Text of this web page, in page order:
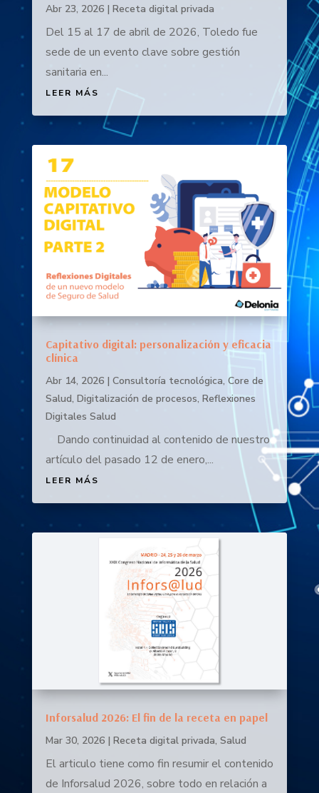
Abr 23, 2026| Receta digital privada
Del 15 al 17 de abril de 2026, Toledo fue
sede de un evento clave sobre gestión
sanitaria en...
LEER MÁS
Capitativo digital: personalización y eficacia
clínica
Abr 14, 2026| Consultoría tecnológica, Core de
Salud, Digitalización de procesos, Reflexiones
Digitales Salud
Dando continuidad al contenido de nuestro
artículo del pasado 12 de enero,...
LEER MÁS
Inforsalud 2026: El fin de la receta en papel
Mar 30, 2026| Receta digital privada, Salud
El articulo tiene como fin resumir el contenido
de Inforsalud 2026, sobre todo en relación a